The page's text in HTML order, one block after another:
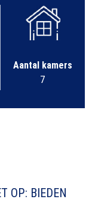
Aantal kamers
7
OP: BIEDEN